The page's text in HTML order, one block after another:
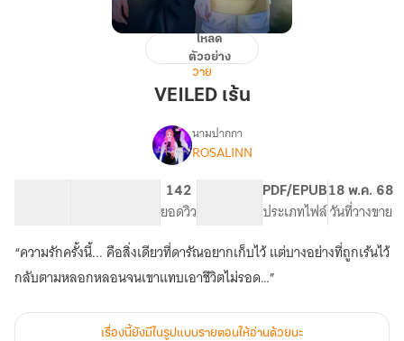
VEILED
โหลด
ตัวอย่าง
วาย
VEILED เร้น
เรื่องVEILED
นามปากกา
ROSALINN
142
ยอดวิว
PDF/EPUB
ประเภทไฟล์
18 พ.ค. 68
วันที่วางขาย
“ความรักครั้งนี้... คือสิ่งเดียวที่ดารัณอยากเก็บไว้ แต่บางอย่างที่ถูกเร้นไว้
กลับตามหลอกหลอนจนเขาแทบเอาชีวิตไม่รอด…”
เรื่องนี้ยังมีในรูปแบบรายตอนให้อ่านด้วยนะ